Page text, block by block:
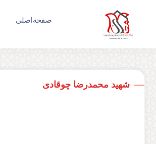
صفحه اصلی
شهید محمدرضا چوقادی